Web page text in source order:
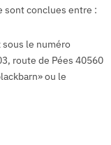
sont conclues entre :
sous le numéro
route de Pées 40560
ou le